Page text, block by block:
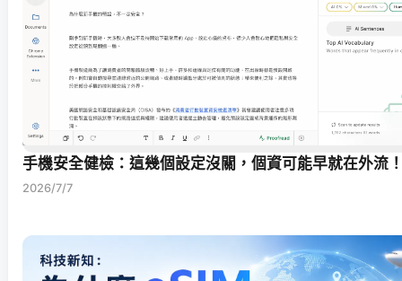
手機安全健檢：這幾個設定沒關，個資可能早就在外流
2026/7/7